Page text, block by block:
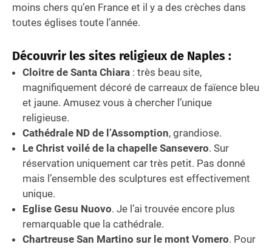
moins chers qu’en France et il y a des crèches dans
toutes églises toute l’année.
Découvrir les sites religieux de Naples :
Cloitre de Santa Chiara : très beau site,
magnifiquement décoré de carreaux de faïence bleu
et jaune. Amusez vous à chercher l’unique
religieuse.
Cathédrale ND de l’Assomption, grandiose.
Le Christ voilé de la chapelle Sansevero. Sur
réservation uniquement car très petit. Pas donné
mais l’ensemble des sculptures est effectivement
unique.
Eglise Gesu Nuovo. Je l’ai trouvée encore plus
remarquable que la cathédrale.
Chartreuse San Martino sur le mont Vomero. Pour